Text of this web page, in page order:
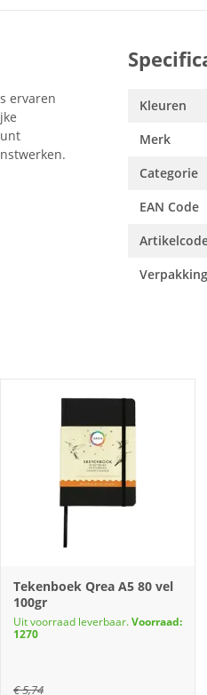
ervaren
Kleuren
Merk
Categorie
EAN Code
Verpakking
Tekenboek Qrea A5 80 vel
100gr
Uit voorraad leverbaar.Voorraad:
1270
€5,74